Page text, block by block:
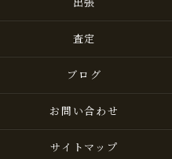
査定
ブログ
お問い合わせ
サイトマップ